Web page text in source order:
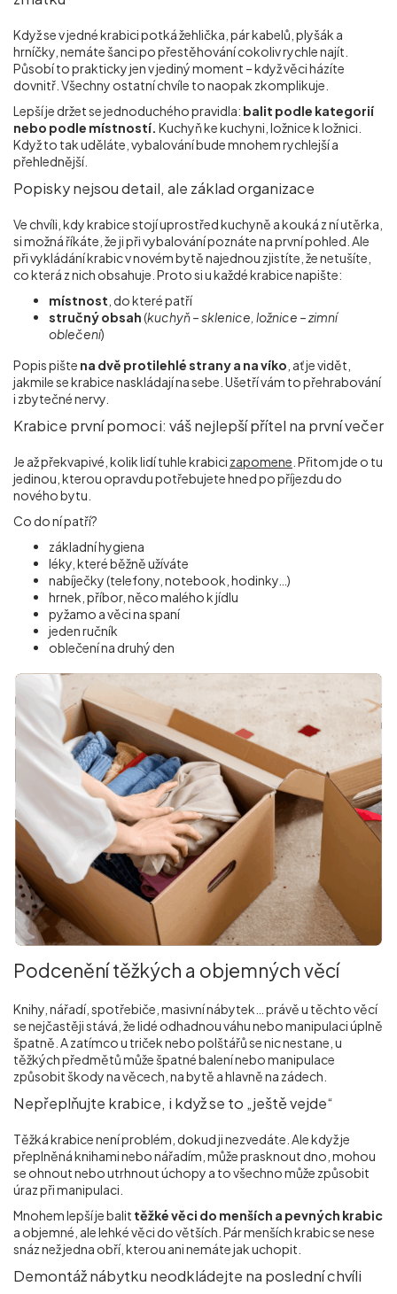
Když se v jedné krabici potká žehlička, pár kabelů, plyšák a
hrníčky, nemáte šanci po přestěhování cokoliv rychle najít.
Působí to prakticky jen v jediný moment – když věci házíte
dovnitř. Všechny ostatní chvíle to naopak zkomplikuje.
Lepší je držet se jednoduchého pravidla: balit podle kategorií
nebo podle místností. Kuchyň ke kuchyni, ložnice k ložnici.
Když to tak uděláte, vybalování bude mnohem rychlejší a
přehlednější.
Popisky nejsou detail, ale základ organizace
Ve chvíli, kdy krabice stojí uprostřed kuchyně a kouká z ní utěrka,
si možná říkáte, že ji při vybalování poznáte na první pohled. Ale
při vykládání krabic v novém bytě najednou zjistíte, že netušíte,
co která z nich obsahuje. Proto si u každé krabice napište:
místnost , do které patří
stručný obsah(kuchyň – sklenice, ložnice – zimní
oblečení)
Popis pište na dvě protilehlé strany a na víko , ať je vidět,
jakmile se krabice naskládají na sebe. Ušetří vám to přehrabování
i zbytečné nervy.
Krabice první pomoci: váš nejlepší přítel na první večer
Je až překvapivé, kolik lidí tuhle krabici zapomene . Přitom jde o tu
jedinou, kterou opravdu potřebujete hned po příjezdu do
nového bytu.
Co do ní patří?
základní hygiena
léky, které běžně užíváte
nabíječky (telefony, notebook, hodinky…)
hrnek, příbor, něco malého k jídlu
pyžamo a věci na spaní
jeden ručník
oblečení na druhý den
Podcenění těžkých a objemných věcí
Knihy, nářadí, spotřebiče, masivní nábytek… právě u těchto věcí
se nejčastěji stává, že lidé odhadnou váhu nebo manipulaci úplně
špatně. A zatímco u triček nebo polštářů se nic nestane, u
těžkých předmětů může špatné balení nebo manipulace
způsobit škody na věcech, na bytě a hlavně na zádech.
Nepřeplňujte krabice, i když se to „ještě vejde“
Těžká krabice není problém, dokud ji nezvedáte. Ale když je
přeplněná knihami nebo nářadím, může prasknout dno, mohou
se ohnout nebo utrhnout úchopy a to všechno může způsobit
úraz při manipulaci.
Mnohem lepší je balit těžké věci do menších a pevných krabic
a objemné, ale lehké věci do větších. Pár menších krabic se nese
snáz než jedna obří, kterou ani nemáte jak uchopit.
Demontáž nábytku neodkládejte na poslední chvíli